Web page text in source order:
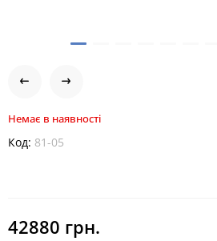
Немає в наявності
Код: 81-05
42880 грн.